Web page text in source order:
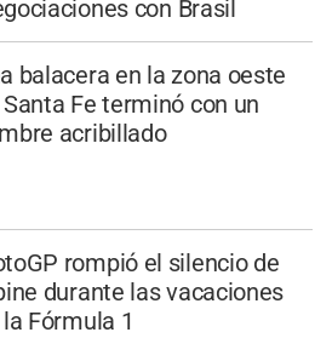
con Brasil
balacera en la zona oeste
Santa Fe terminó con un
acribillado
rompió el silencio de
durante las vacaciones
Fórmula 1